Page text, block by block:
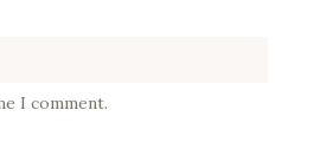
I comment.